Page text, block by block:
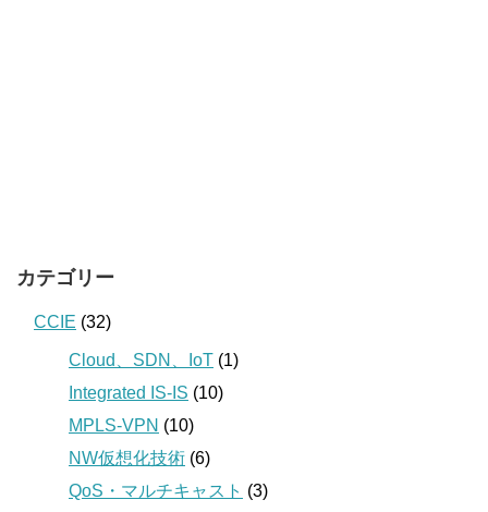
カテゴリー
CCIE (32)
Cloud、SDN、IoT (1)
Integrated IS-IS (10)
MPLS-VPN (10)
NW仮想化技術 (6)
QoS・マルチキャスト (3)